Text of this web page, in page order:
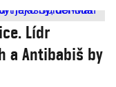
Lídr
a Antibabiš by